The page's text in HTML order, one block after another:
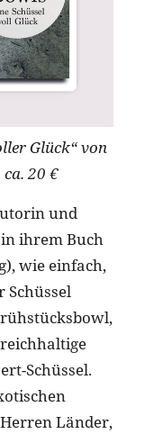
Glück“ von
20 €
und
ihrem Buch
wie einfach,
Schüssel
Schüssel.
Länder,